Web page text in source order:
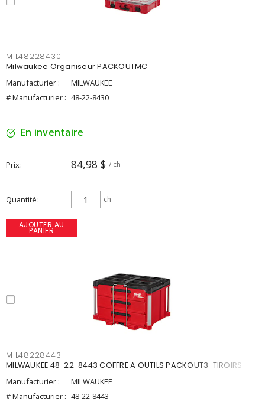
MIL48228430
Milwaukee Organiseur PACKOUTMC
Manufacturier :
MILWAUKEE
# Manufacturier : 48-22-8430
En inventaire
Prix 84,98 $ / ch
Quantité ch
AJOUTER AU
PANIER
MIL48228443
MILWAUKEE 48-22-8443 COFFRE A OUTILS PACKOUT3-TIROIRS
Manufacturier :
MILWAUKEE
# Manufacturier : 48-22-8443